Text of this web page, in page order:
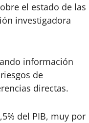
el estado de las
investigadora
información
de
directas.
del PIB, muy por